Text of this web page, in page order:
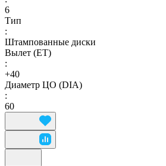
6
Тип
:
Штампованные диски
Вылет (ET)
:
+40
Диаметр ЦО (DIA)
:
60